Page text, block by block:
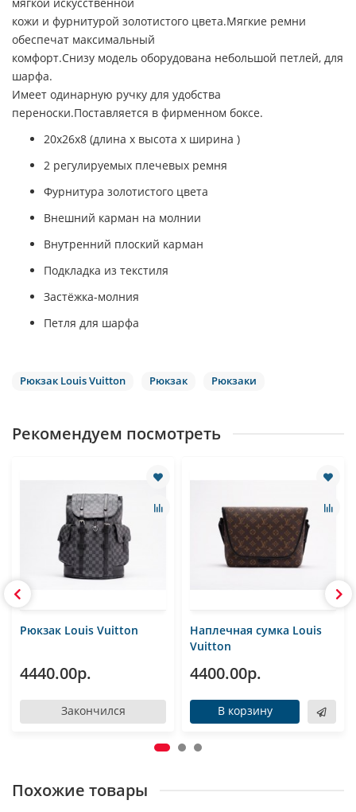
кожи и фурнитурой золотистого цвета.Мягкие ремни
обеспечат максимальный
комфорт.Снизу модель оборудована небольшой петлей, для
шарфа.
Имеет одинарную ручку для удобства
переноски.Поставляется в фирменном боксе.
20х26х8 (длина x высота x ширина )
2 регулируемых плечевых ремня
Фурнитура золотистого цвета
Внешний карман на молнии
Внутренний плоский карман
Подкладка из текстиля
Застёжка-молния
Петля для шарфа
Рюкзак Louis Vuitton Рюкзак Рюкзаки
Рекомендуем посмотреть
Рюкзак Louis Vuitton
4440.00р.
Закончился
Наплечная сумка Louis
Vuitton
4400.00р.
В корзину
Похожие товары